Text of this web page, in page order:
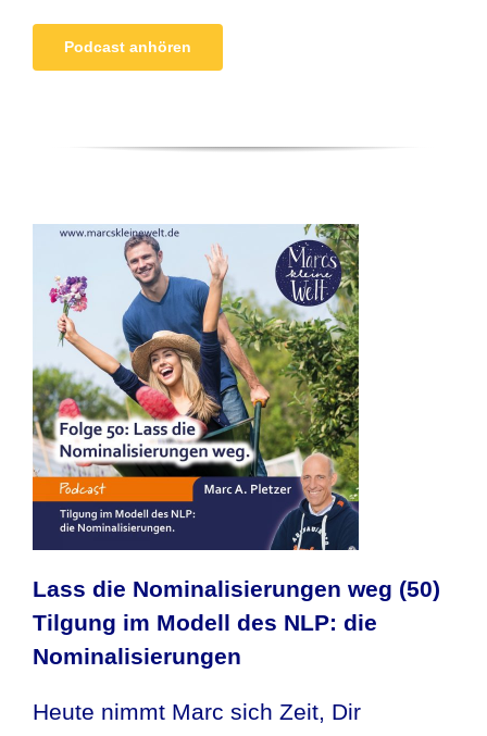
Podcast anhören
Lass die Nominalisierungen weg (50)
Tilgung im Modell des NLP: die
Nominalisierungen
Heute nimmt Marc sich Zeit, Dir